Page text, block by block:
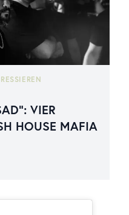
VIER
HOUSE MAFIA